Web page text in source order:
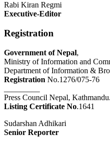
Rabi Kiran Regmi
Executive-Editor
Registration
Government of Nepal,
Ministry of Information and
Department of Information &
Registration No.1276/075-76
Press Council Nepal, Kathmandu.
Listing Certificate No.1641
Sudarshan Adhikari
Senior Reporter